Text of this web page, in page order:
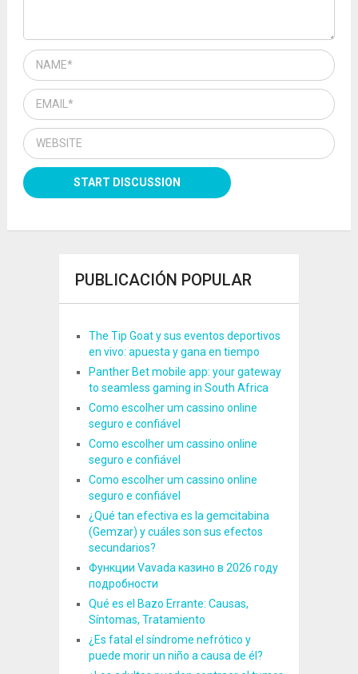
PUBLICACIÓN POPULAR
The Tip Goat y sus eventos deportivos
en vivo: apuesta y gana en tiempo
Panther Bet mobile app: your gateway
to seamless gaming in South Africa
Como escolher um cassino online
seguro e confiável
Como escolher um cassino online
seguro e confiável
Como escolher um cassino online
seguro e confiável
¿Qué tan efectiva es la gemcitabina
(Gemzar) y cuáles son sus efectos
secundarios?
Функции Vavada казино в 2026 году
подробности
Qué es el Bazo Errante: Causas,
Síntomas, Tratamiento
¿Es fatal el síndrome nefrótico y
puede morir un niño a causa de él?